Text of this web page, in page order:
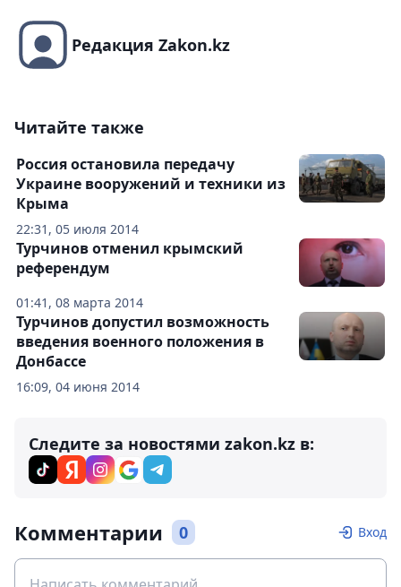
Редакция Zakon.kz
Читайте также
22:31, 05 июля 2014
Россия остановила передачу
Украине вооружений и техники из
Крыма
01:41, 08 марта 2014
Турчинов отменил крымский
референдум
16:09, 04 июня 2014
Турчинов допустил возможность
введения военного положения в
Донбассе
Следите за новостями zakon.kz в:
Комментарии 0 Вход